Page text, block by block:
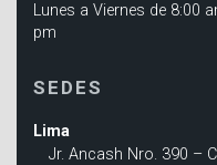
Lunes a Viernes de 8:00
pm
SEDES
Lima
Jr. Ancash Nro. 390 –